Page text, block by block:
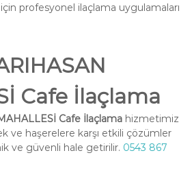
profesyonel ilaçlama uygulamaları
Cafe İlaçlama
Cafe İlaçlamahizmetimiz
ve haşerelere karşı etkili çözümler
ve güvenli hale getirilir. 0543 867